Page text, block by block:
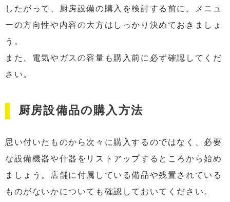
したがって、厨房設備の購入を検討する前に、メニュ
ーの方向性や内容の大方はしっかり決めておきましょ
う。
また、電気やガスの容量も購入前に必ず確認してくだ
さい。
厨房設備品の購入方法
思い付いたものから次々に購入するのではなく、必要
な設備機器や什器をリストアップするところから始め
ましょう。店舗に付属している備品や残置されている
ものがないかについても確認しておいてください。